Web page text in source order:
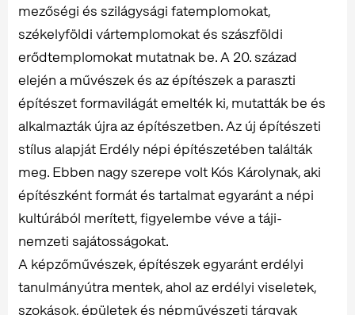
mezőségi és szilágysági fatemplomokat,
székelyföldi vártemplomokat és szászföldi
erődtemplomokat mutatnak be. A 20. század
elején a művészek és az építészek a paraszti
építészet formavilágát emelték ki, mutatták be és
alkalmazták újra az építészetben. Az új építészeti
stílus alapját Erdély népi építészetében találták
meg. Ebben nagy szerepe volt Kós Károlynak, aki
építészként formát és tartalmat egyaránt a népi
kultúrából merített, figyelembe véve a táji-
nemzeti sajátosságokat.
A képzőművészek, építészek egyaránt erdélyi
tanulmányútra mentek, ahol az erdélyi viseletek,
szokások, épületek és népművészeti tárgyak